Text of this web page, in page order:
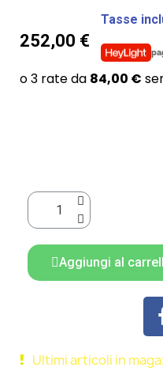
252,00 €
Tasse
Aggiungi al
Ultimi articoli in